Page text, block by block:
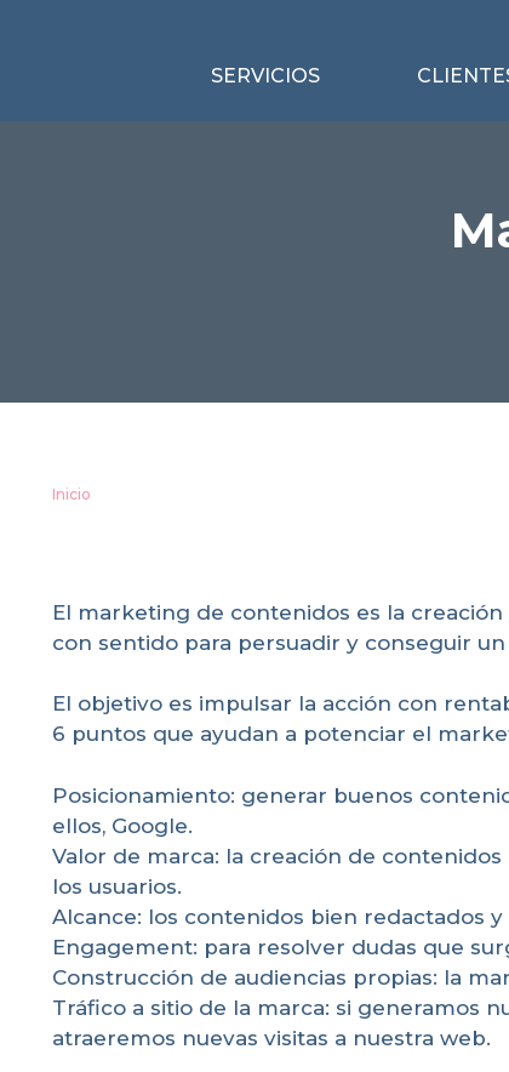
SERVICIOS
Inicio
El marketing de contenidos es la
con sentido para persuadir y conseguir
El objetivo es impulsar la acción con
6 puntos que ayudan a potenciar el
Posicionamiento: generar buenos
ellos, Google.
Valor de marca: la creación de
los usuarios.
Alcance: los contenidos bien redactados
Engagement: para resolver dudas que
Construcción de audiencias propias: la
Tráfico a sitio de la marca: si generamos
atraeremos nuevas visitas a nuestra web.